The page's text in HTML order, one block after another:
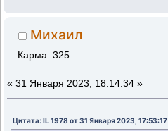
Михаил
Карма: 325
« 31 Января 2023, 18:14:34 »
Цитата: IL 1978 от 31 Января 2023, 17:53:17